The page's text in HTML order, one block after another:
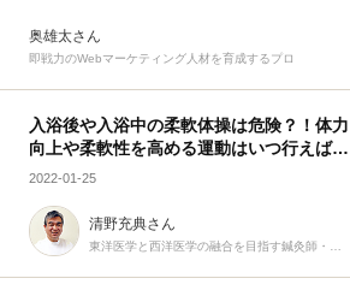
奥雄太さん
即戦力のWebマーケティング人材を育成するプロ
入浴後や入浴中の柔軟体操は危険？！体力
向上や柔軟性を高める運動はいつ行えば効
果的か？
2022-01-25
清野充典さん